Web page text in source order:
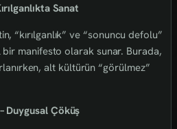
Sanat
“kırılganlık” ve “sonuncu defolu”
bir manifesto olarak sunar. Burada,
alt kültürün “görülmez”
Duygusal Çöküş